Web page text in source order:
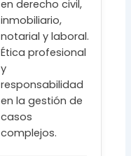
en derecho civil,
inmobiliario,
notarial y laboral.
Ética profesional
y
responsabilidad
en la gestión de
casos
complejos.